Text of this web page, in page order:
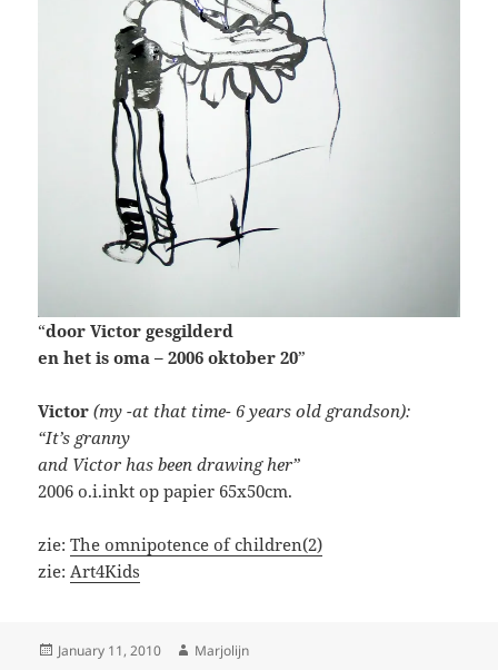
“door Victor gesgilderd
en het is oma – 2006 oktober 20”
Victor (my -at that time- 6 years old grandson):
“It’s granny
and Victor has been drawing her”
2006 o.i.inkt op papier 65x50cm.
zie:The omnipotence of children(2)
zie: Art4Kids
Posted
January 11, 2010 Author
Marjolijn